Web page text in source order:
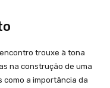
trouxe à tona
na construção de uma
como a importância da